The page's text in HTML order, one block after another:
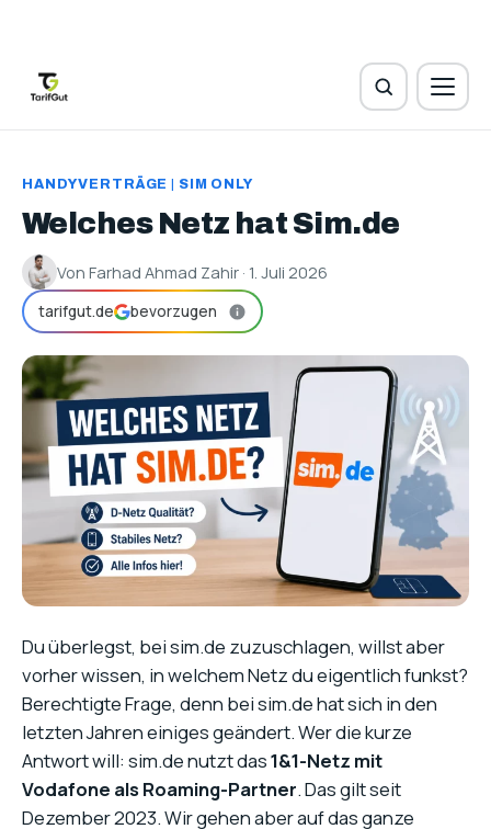
HANDYVERTRÄGE SIM ONLY
Welches Netz hat Sim.de
Von Farhad Ahmad Zahir · 1. Juli 2026
tarifgut.de bevorzugen
Du überlegst, bei sim.de zuzuschlagen, willst aber
vorher wissen, in welchem Netz du eigentlich funkst?
Berechtigte Frage, denn bei sim.de hat sich in den
letzten Jahren einiges geändert. Wer die kurze
Antwort will: sim.de nutzt das1&1-Netz mit
Vodafone als Roaming-Partner. Das gilt seit
Dezember 2023. Wir gehen aber auf das ganze